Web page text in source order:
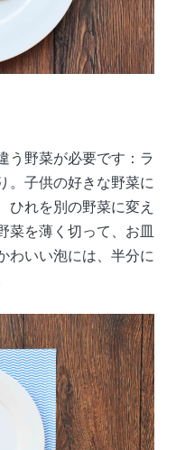
う野菜が必要です：ラ
。子供の好きな野菜に
ひれを別の野菜に変え
菜を薄く切って、お皿
わいい泡には、半分に